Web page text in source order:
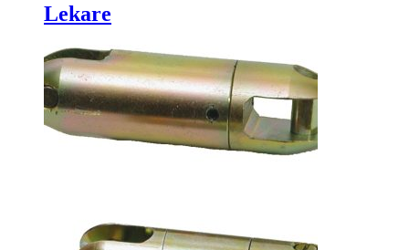
Lekare